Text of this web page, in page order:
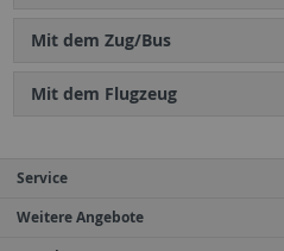
Mit dem Zug/Bus
Mit dem Flugzeug
Service
Weitere Angebote